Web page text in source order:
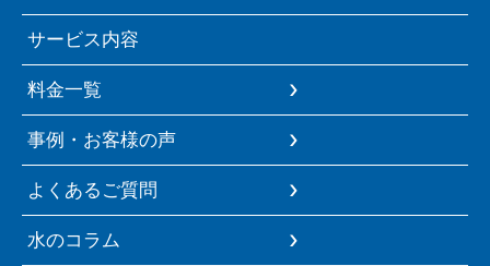
サービス内容
料金一覧
事例・お客様の声
よくあるご質問
水のコラム